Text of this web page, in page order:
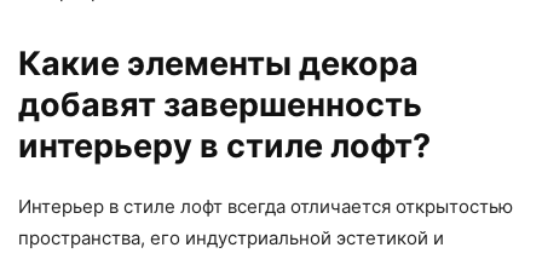
Какие элементы декора
добавят завершенность
интерьеру в стиле лофт?
Интерьер в стиле лофт всегда отличается открытостью
пространства, его индустриальной эстетикой и